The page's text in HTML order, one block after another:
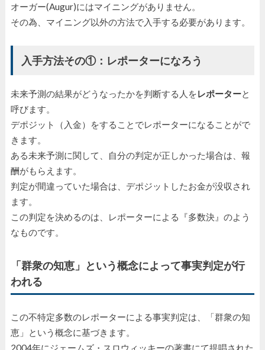
オーガー(Augur)にはマイニングがありません。
その為、マイニング以外の方法で入手する必要があります。
入手方法その①：レポーターになろう
未来予測の結果がどうなったかを判断する人をレポーターと
呼びます。
デポジット（入金）をすることでレポーターになることがで
きます。
ある未来予測に関して、自分の判定が正しかった場合は、報
酬がもらえます。
判定が間違っていた場合は、デポジットしたお金が没収され
ます。
この判定を決めるのは、レポーターによる『多数決』のよう
なものです。
「群衆の知恵」という概念によって事実判定が行
われる
この不特定多数のレポーターによる事実判定は、「群衆の知
恵」という概念に基づきます。
2004年にジェームズ・スロウィッキーの著書にて提唱された